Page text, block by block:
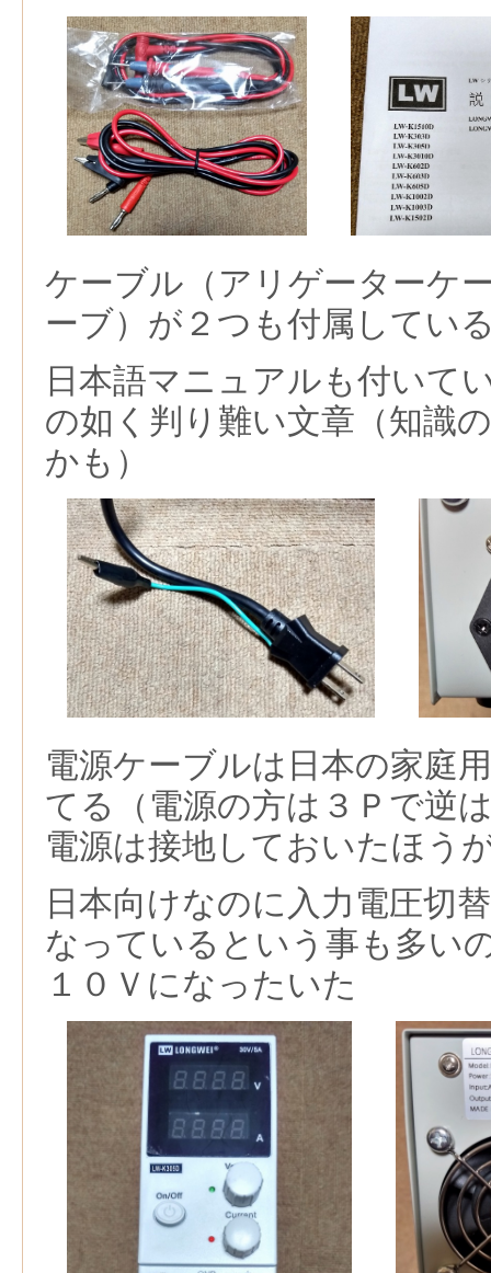
ケーブル（ アリゲーターケ
ーブ）が２つも付属してい
日本語マニュアルも付いて
の如く判り難い文章（知識
かも）
電源ケーブルは日本の家庭
てる（電源の方は３Ｐで逆
電源は接地しておいたほう
日本向けなのに入力電圧切
なっているという事も多い
１０Ｖになったいた